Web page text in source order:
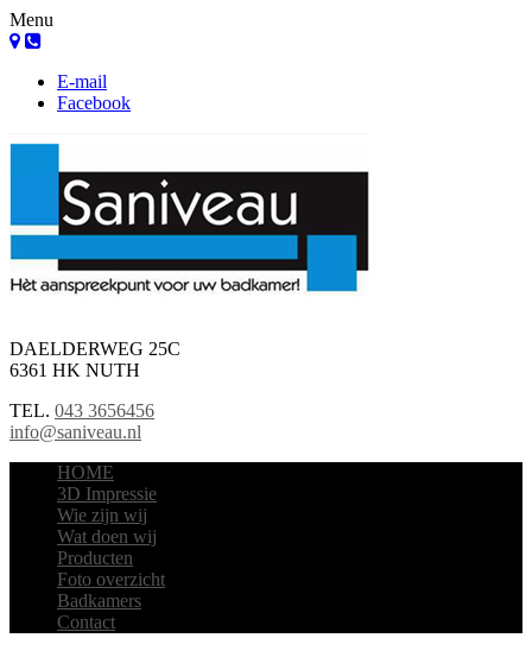
Menu
E-mail
Facebook
DAELDERWEG 25C
6361 HK NUTH
TEL. 043 3656456
info@saniveau.nl
HOME
3D Impressie
Wie zijn wij
Wat doen wij
Producten
Foto overzicht
Badkamers
Contact